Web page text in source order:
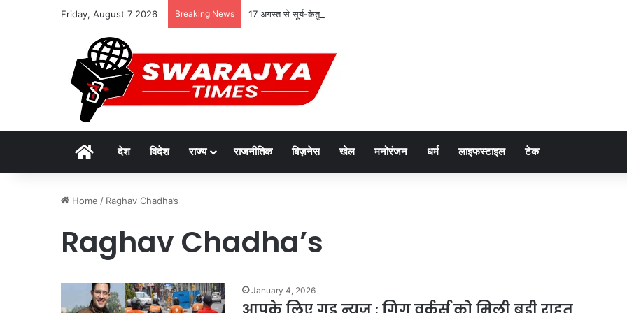
Friday, August 7 2026 Breaking News 17 अगस्त से सूर्य-केतु मिलन, सिंह समेत तीन राशियों की चमकेगी किस्मत
Homeदेश विदेश राज्य राजनीतिक बिज़नेस खेल मनोरंजन धर्म लाइफस्टाइल टेक
Home / Raghav Chadha’s
Raghav Chadha’s
January 4, 2026